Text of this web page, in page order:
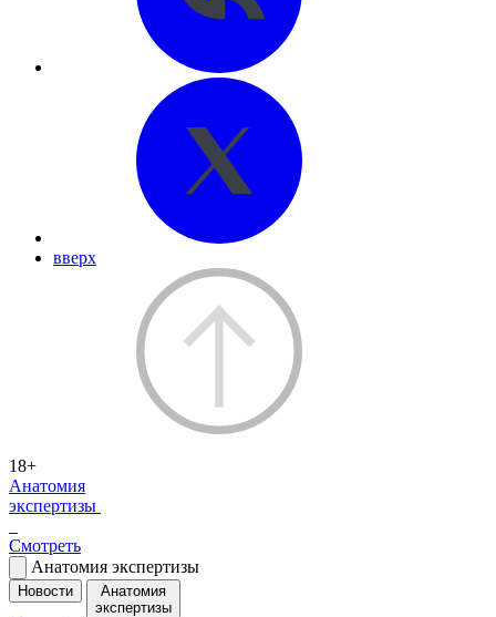
вверх
18+
Анатомия
экспертизы
Смотреть
Анатомия экспертизы
Новости
Анатомия
экспертизы